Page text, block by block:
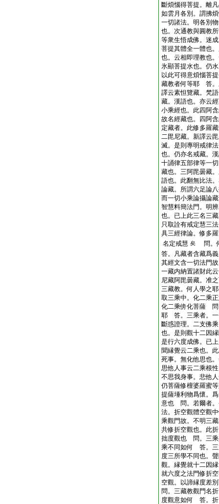
斷煩惱得菩提。離
如雲月各別。謂拂
一切諸法。明各別
也。次通教與圓教
等衆生悟成佛。迷
菩提其體全一體也
也。云相即理教也
氷顯菩提水也。仍
以此可得意煩惱菩
藏教者何等耶 答。
譯云素怛覽藏。梵
藏。漢語也。亦云
小乘經也。此四阿
故名經藏也。四阿
定藏者。此修多羅
二毘尼藏。新譯云
滅。是則專明戒律
也。仍亦名戒藏。
十誦律五部律等一
藏也。三阿毘曇藏
語也。此翻無比法
論藏。所謂六足論
而一切小乘論攝論
智慧料簡法門。明
也。已上此三名三
只取詮有戒定慧三
具三經律論。修多
名定戒慧 矣
問。
答。凡藏者含藏爲
其經文含一切法門
一藏内納置諸財此
尼藏阿毘曇藏。准
三藏教。何人學之
取三乘中。化二乘
化二乘傍化菩薩 問
耶 答。三乘者。一
斷惑證理。二支佛
也。是則觀十二因
是行六度成佛。已
聞縁覺云二乘也。
死事。無化他思也
思他人事云二乘根
不思我身事。悲他
仍菩薩修檀婆羅蜜
提薩埵利物爲懷。
意也 問。若爾者。
法。折空觀體空觀
乘觀門故。不明三
共修折空觀也。此
拙度觀也 問。三乘
乘不同如何 答。三
度三所學不同也。
觀。縁覺就十二因
就六度之法門修折
空觀。以諦縁度差
問。三藏教觀門名
度觀意如何 答。折